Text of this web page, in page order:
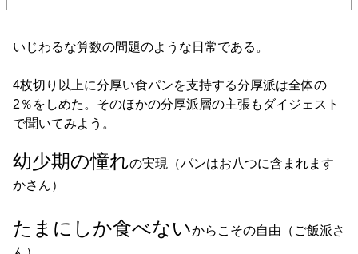
いじわるな算数の問題のような日常である。
4枚切り以上に分厚い食パンを支持する分厚派は全体の
2％をしめた。そのほかの分厚派層の主張もダイジェスト
で聞いてみよう。
幼少期の憧れの実現（パンはお八つに含まれます
かさん）
たまにしか食べないからこその自由（ご飯派さ